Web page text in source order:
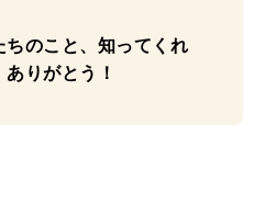
ちのこと、知ってくれ
ありがとう！